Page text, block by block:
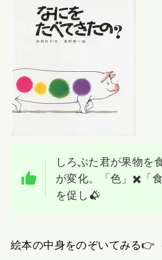
しろぶた君が果物を
が変化。「色」✖️「
を促し
絵本の中身をのぞいてみる👉